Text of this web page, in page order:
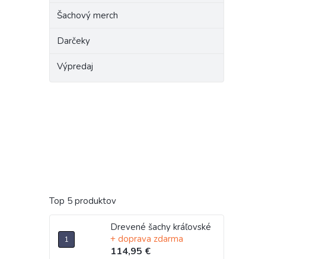
Šachový merch
Darčeky
Výpredaj
Top 5 produktov
Drevené šachy kráľovské
+ doprava zdarma
114,95 €